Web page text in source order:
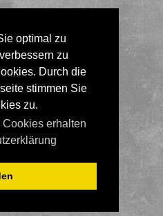
optimal zu
zu
Durch die
stimmen Sie
zu.
erhalten